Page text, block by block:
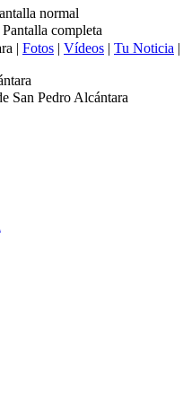
normal
Pantalla completa
| Fotos | Vídeos | Tu Noticia |
San Pedro Alcántara